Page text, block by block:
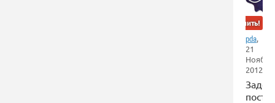
Забанить!
pda,
21
Ноября
2012